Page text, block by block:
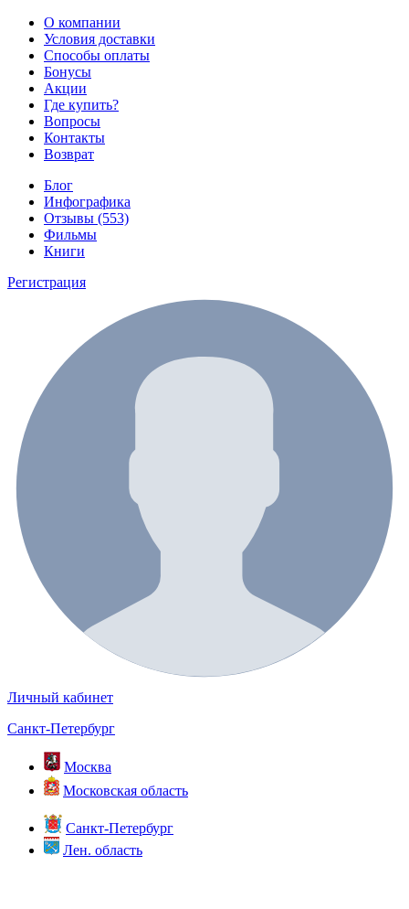
О компании
Условия доставки
Способы оплаты
Бонусы
Акции
Где купить?
Вопросы
Контакты
Возврат
Блог
Инфографика
Отзывы (553)
Фильмы
Книги
Регистрация
Личный кабинет
Санкт-Петербург
Москва
Московская область
Санкт-Петербург
Лен. область